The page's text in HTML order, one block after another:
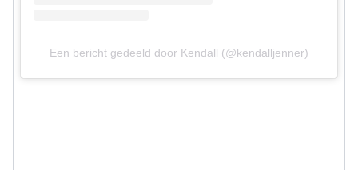
Een bericht gedeeld door Kendall (@kendalljenner)